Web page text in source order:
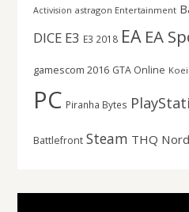
Activision astragon Entertainment
DICE E3 E3 2018 EA EA
gamescom 2016 GTA Online
PC Piranha Bytes
Battlefront Steam THQ